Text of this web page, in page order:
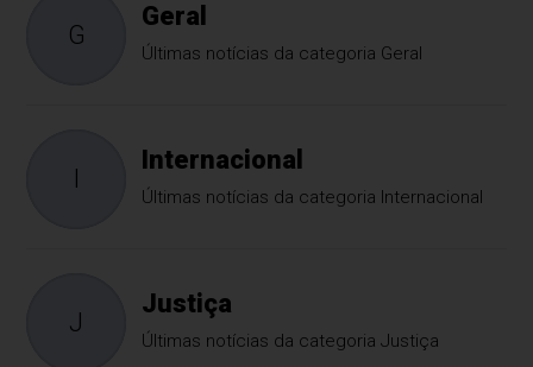
G
Geral
Últimas notícias da categoria Geral
I
Internacional
Últimas notícias da categoria Internacional
J
Justiça
Últimas notícias da categoria Justiça